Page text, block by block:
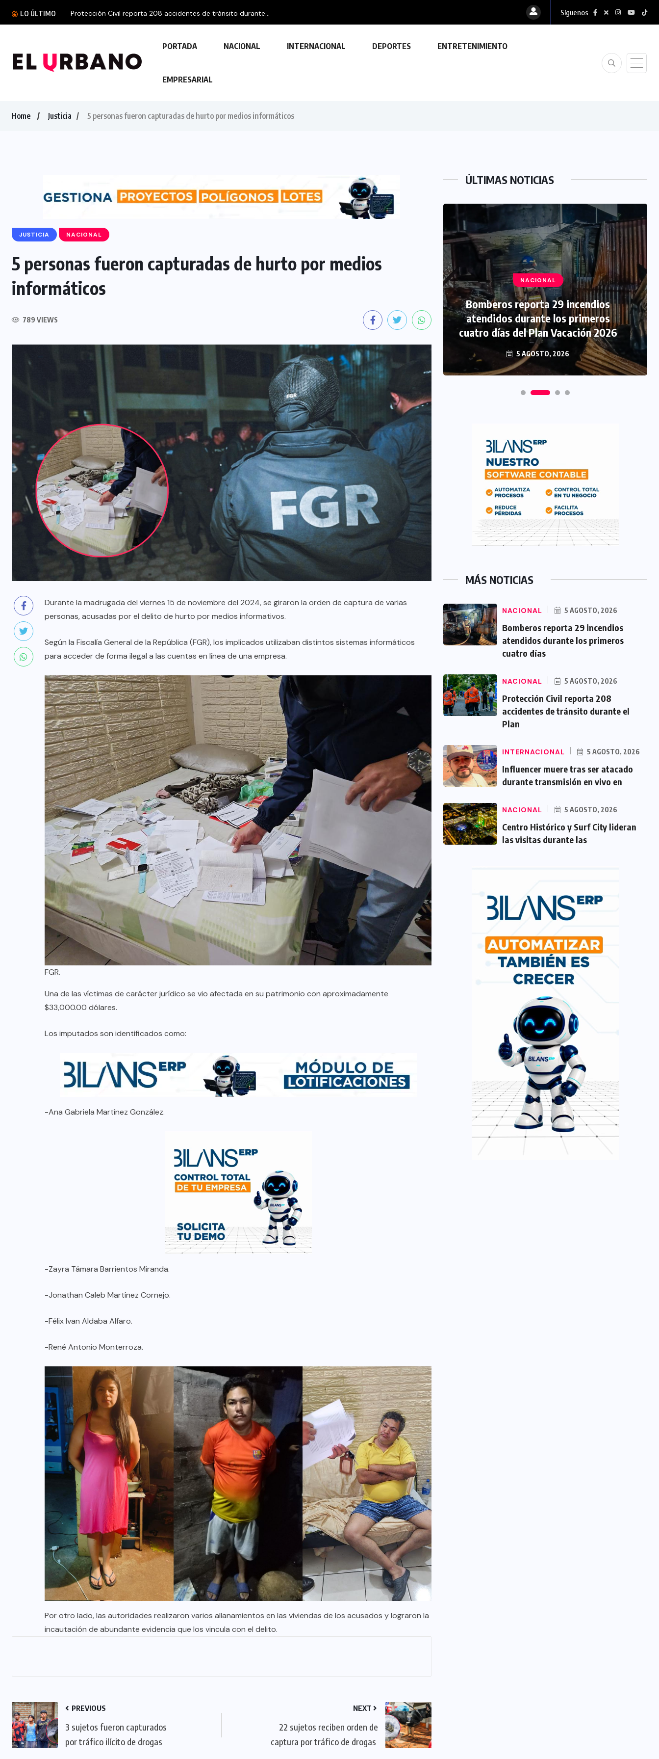
LO ÚLTIMO Protección Civil reporta 208 accidentes de tránsito durante... Síguenos
PORTADA NACIONAL INTERNACIONAL DEPORTES ENTRETENIMIENTO
EMPRESARIAL
Home Justicia 5 personas fueron capturadas de hurto por medios informáticos
JUSTICIA NACIONAL
5 personas fueron capturadas de hurto por medios
informáticos
789 VIEWS
Durante la madrugada del viernes 15 de noviembre del 2024, se giraron la orden de captura de varias
personas, acusadas por el delito de hurto por medios informativos.
Según la Fiscalía General de la República (FGR), los implicados utilizaban distintos sistemas informáticos
para acceder de forma ilegal a las cuentas en línea de una empresa.
FGR.
Una de las víctimas de carácter jurídico se vio afectada en su patrimonio con aproximadamente
$33,000.00 dólares.
Los imputados son identificados como:
-Ana Gabriela Martínez González.
-Zayra Támara Barrientos Miranda.
-Jonathan Caleb Martínez Cornejo.
-Félix Ivan Aldaba Alfaro.
-René Antonio Monterroza.
Por otro lado, las autoridades realizaron varios allanamientos en las viviendas de los acusados y lograron la
incautación de abundante evidencia que los vincula con el delito.
PREVIOUS
3 sujetos fueron capturados
por tráfico ilícito de drogas
NEXT
22 sujetos reciben orden de
captura por tráfico de drogas
ÚLTIMAS NOTICIAS
23 FEBRERO, 2024
NACIONAL
Bomberos reporta 29 incendios
atendidos durante los primeros
cuatro días del Plan Vacación 2026
5 AGOSTO, 2026
MÁS NOTICIAS
NACIONAL 5 AGOSTO, 2026
Bomberos reporta 29 incendios
atendidos durante los primeros
cuatro días
NACIONAL 5 AGOSTO, 2026
Protección Civil reporta 208
accidentes de tránsito durante el
Plan
INTERNACIONAL 5 AGOSTO, 2026
Influencer muere tras ser atacado
durante transmisión en vivo en
NACIONAL 5 AGOSTO, 2026
Centro Histórico y Surf City lideran
las visitas durante las